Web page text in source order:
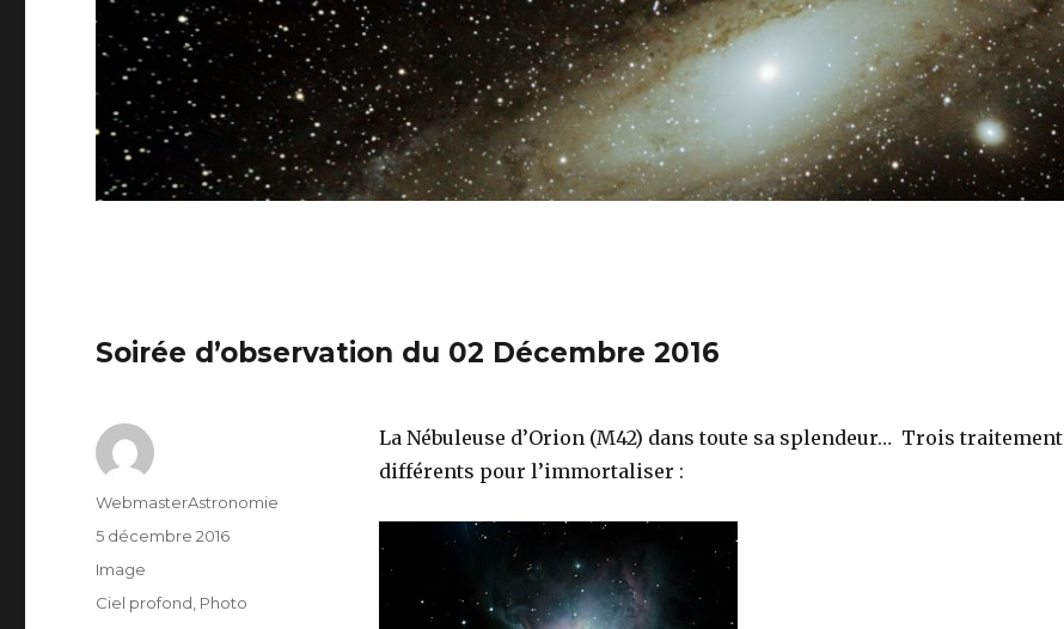
Soirée d’observation du 02 Décembre 2016
La Nébuleuse d’Orion (M42) dans toute sa splendeur… Trois traitement
différents pour l’immortaliser :
Auteur
WebmasterAstronomie
Publié
5 décembre 2016
Format
Image
Catégories
Ciel profond Photo